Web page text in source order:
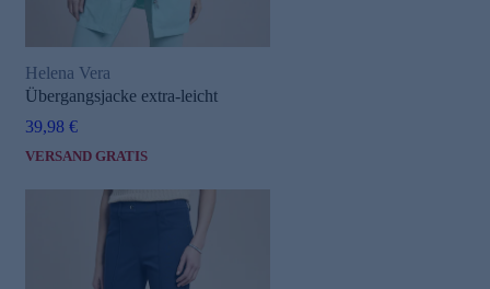
Helena Vera
Übergangsjacke extra-leicht
39,98 €
VERSAND GRATIS